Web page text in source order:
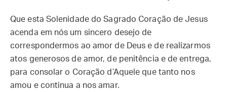
Que esta Solenidade do Sagrado Coração de Jesus
acenda em nós um sincero desejo de
correspondermos ao amor de Deus e de realizarmos
atos generosos de amor, de penitência e de entrega,
para consolar o Coração d’Aquele que tanto nos
amou e continua a nos amar.